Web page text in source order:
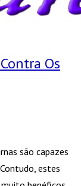
Os
são capazes
estes